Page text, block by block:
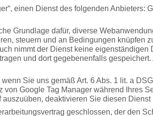
einen Dienst des folgenden
Grundlage dafür, diverse
steuern und an Bedingungen knüpfen
nimmt der Dienst keine
und dort gegebenenfalls
Sie uns gemäß Art. 6 Abs. 1 lit. a
Google Tag Manager während Ihres
deaktivieren Sie diesen
geschlossen, der den